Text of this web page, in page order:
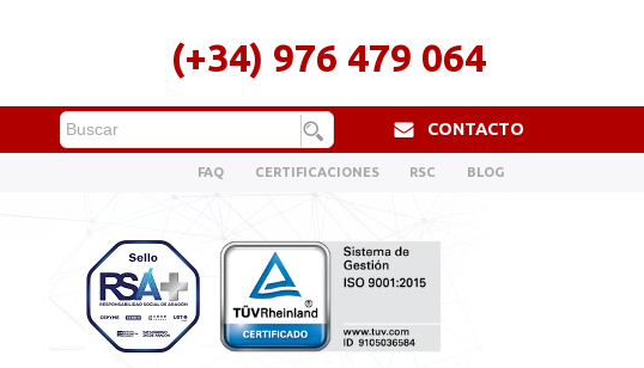
(+34) 976 479 064
CONTACTO
FAQ CERTIFICACIONES RSC BLOG